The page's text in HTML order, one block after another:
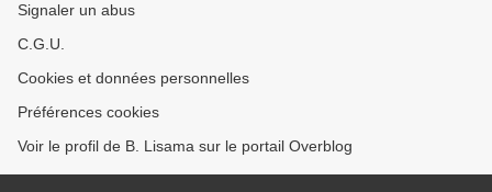
Signaler un abus
C.G.U.
Cookies et données personnelles
Préférences cookies
Voir le profil de B. Lisama sur le portail Overblog